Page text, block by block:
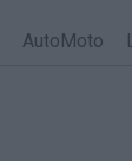
AutoMoto